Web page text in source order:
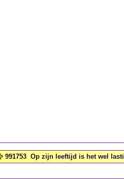
991753 Op zijn leeftijd is het wel